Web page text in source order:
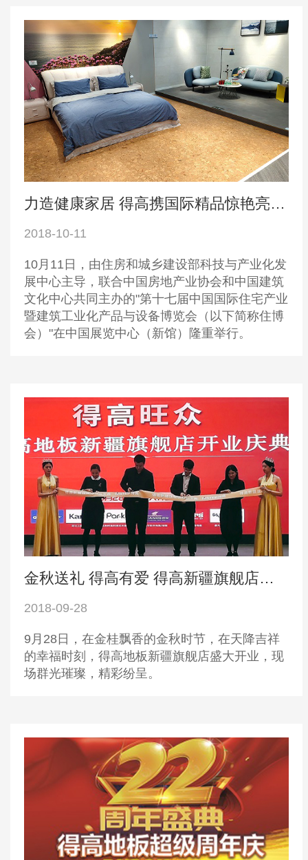
力造健康家居 得高携国际精品惊艳亮相住博会
2018-10-11
10月11日，由住房和城乡建设部科技与产业化发
展中心主导，联合中国房地产业协会和中国建筑
文化中心共同主办的"第十七届中国国际住宅产业
暨建筑工业化产品与设备博览会（以下简称住博
会）"在中国展览中心（新馆）隆重举行。
金秋送礼 得高有爱 得高新疆旗舰店盛装开业
2018-09-28
9月28日，在金桂飘香的金秋时节，在天降吉祥
的幸福时刻，得高地板新疆旗舰店盛大开业，现
场群光璀璨，精彩纷呈。